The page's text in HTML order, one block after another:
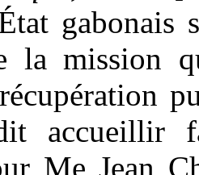
la mission
accueillir
Me Jean